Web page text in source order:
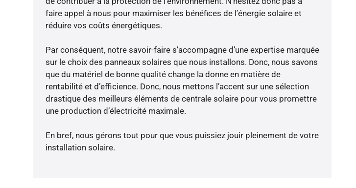
faire appel à nous pour maximiser les bénéfices de l’énergie solaire et
réduire vos coûts énergétiques.
Par conséquent, notre savoir-faire s’accompagne d’une expertise marquée
sur le choix des panneaux solaires que nous installons. Donc, nous savons
que du matériel de bonne qualité change la donne en matière de
rentabilité et d’efficience. Donc, nous mettons l’accent sur une sélection
drastique des meilleurs éléments de centrale solaire pour vous promettre
une production d’électricité maximale.
En bref, nous gérons tout pour que vous puissiez jouir pleinement de votre
installation solaire.